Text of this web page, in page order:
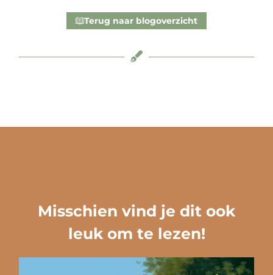
Terug naar blogoverzicht
Misschien vind je dit ook
leuk om te lezen!